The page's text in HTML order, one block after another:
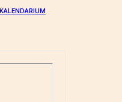
KALENDARIUM